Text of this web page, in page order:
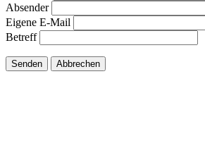
Absender
Eigene E-Mail
Betreff
Senden Abbrechen